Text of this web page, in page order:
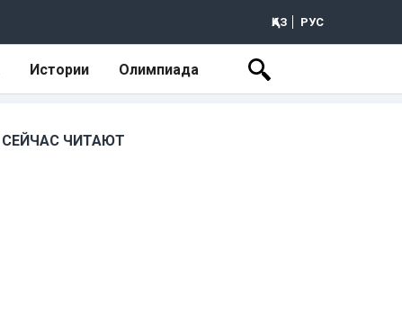
ҚАЗ РУС
Истории Олимпиада
СЕЙЧАС ЧИТАЮТ